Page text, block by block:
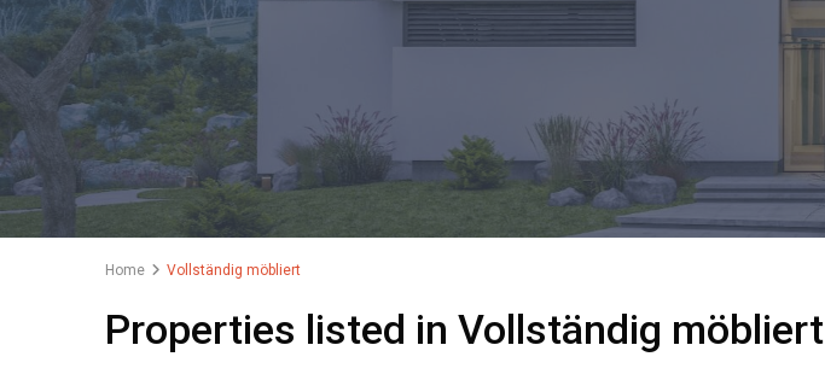
Home Vollständig möbliert
Properties listed in Vollständig möbliert